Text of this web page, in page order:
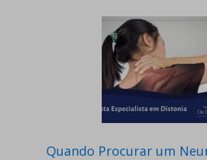
Quando Procurar um